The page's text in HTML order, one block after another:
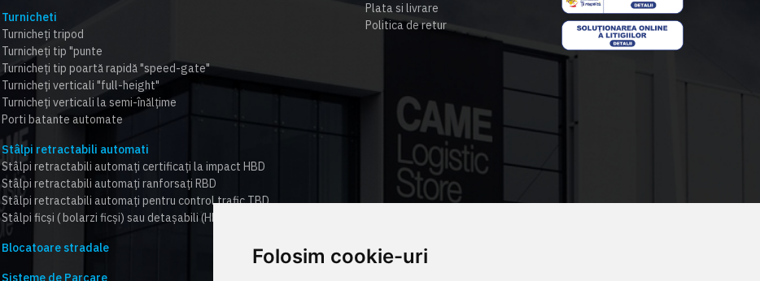
Folosim cookie-uri
Turnicheti
Turnicheți tripod
Turnicheți tip "punte
Turnicheți tip poartă rapidă "speed-gate"
Turnicheți verticali "full-height"
Turnicheți verticali la semi-înălțime
Porti batante automate
Stâlpi retractabili automati
Stâlpi retractabili automați certificați la impact HBD
Stâlpi retractabili automați ranforsați RBD
Stâlpi retractabili automați pentru control trafic TBD
Stâlpi ficși ( bolarzi ficși) sau detașabili (HBD,RBD,TBD)
Blocatoare stradale
Sisteme de Parcare
Plata si livrare
Politica de retur